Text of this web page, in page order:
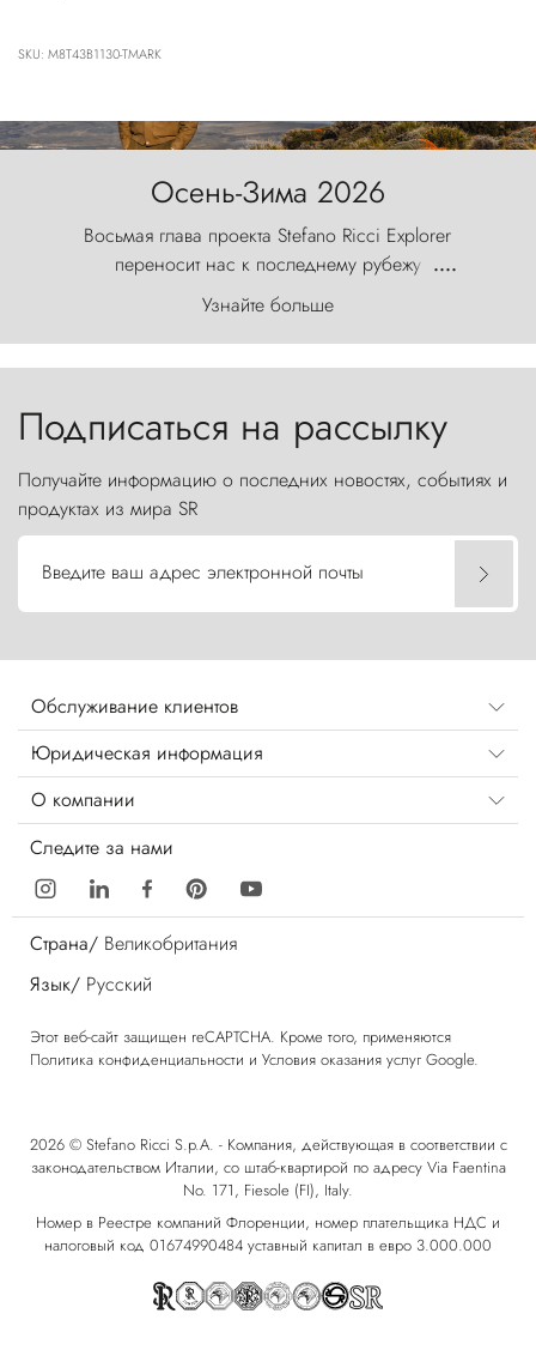
SKU: M8T43B1130-TMARK
Осень-Зима 2026
Восьмая глава проекта Stefano Ricci Explorer
переносит нас к последнему рубежу
первозданного мира, где ветер с
первобытной яростью ваяет ландшафт, а пики
Торрес-дель-Пайне, словно каменные стражи,
....
Узнайте больше
Подписаться на рассылку
Получайте информацию о последних новостях, событиях и
продуктах из мира SR
Введите ваш адрес электронной почты
Обслуживание клиентов
Юридическая информация
О компании
Следите за нами
Страна/ Великобритания
Язык/ Русский
Этот веб-сайт защищен reCAPTCHA. Кроме того, применяются
Политика конфиденциальности и Условия оказания услуг Google.
2026 © Stefano Ricci S.p.A. - Компания, действующая в соответствии с
законодательством Италии, со штаб-квартирой по адресу Via Faentina
No. 171, Fiesole (FI), Italy.
Номер в Реестре компаний Флоренции, номер плательщика НДС и
налоговый код 01674990484 уставный капитал в евро 3.000.000